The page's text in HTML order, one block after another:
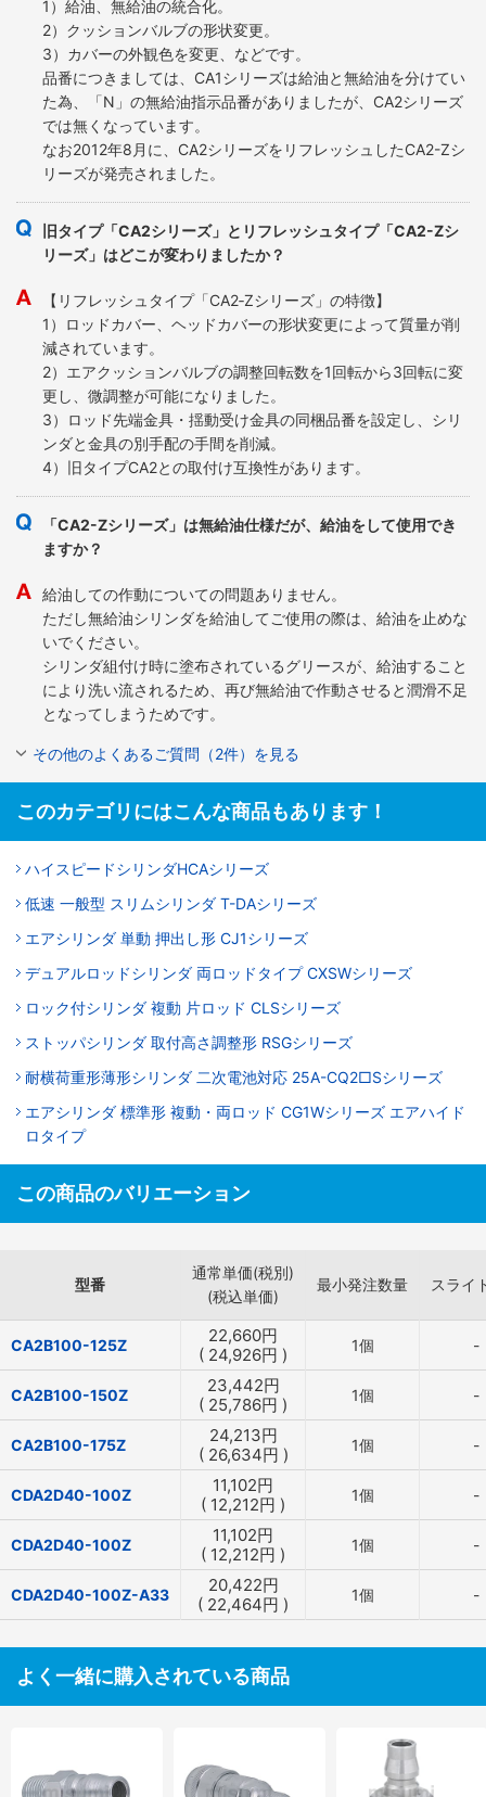
1）給油、無給油の統合化。
2）クッションバルブの形状変更。
3）カバーの外観色を変更、などです。
品番につきましては、CA1シリーズは給油と無給油を分けてい
た為、「N」の無給油指示品番がありましたが、CA2シリーズ
では無くなっています。
なお2012年8月に、CA2シリーズをリフレッシュしたCA2-Zシ
リーズが発売されました。
旧タイプ「CA2シリーズ」とリフレッシュタイプ「CA2-Zシ
リーズ」はどこが変わりましたか？
【リフレッシュタイプ「CA2‐Zシリーズ」の特徴】
1）ロッドカバー、ヘッドカバーの形状変更によって質量が削
減されています。
2）エアクッションバルブの調整回転数を1回転から3回転に変
更し、微調整が可能になりました。
3）ロッド先端金具・揺動受け金具の同梱品番を設定し、シリ
ンダと金具の別手配の手間を削減。
4）旧タイプCA2との取付け互換性があります。
「CA2-Zシリーズ」は無給油仕様だが、給油をして使用でき
ますか？
給油しての作動についての問題ありません。
ただし無給油シリンダを給油してご使用の際は、給油を止めな
いでください。
シリンダ組付け時に塗布されているグリースが、給油すること
により洗い流されるため、再び無給油で作動させると潤滑不足
となってしまうためです。
その他のよくあるご質問（2件）を見る
このカテゴリにはこんな商品もあります！
ハイスピードシリンダHCAシリーズ
低速 一般型 スリムシリンダ T-DAシリーズ
エアシリンダ 単動 押出し形 CJ1シリーズ
デュアルロッドシリンダ 両ロッドタイプ CXSWシリーズ
ロック付シリンダ 複動 片ロッド CLSシリーズ
ストッパシリンダ 取付高さ調整形 RSGシリーズ
耐横荷重形薄形シリンダ 二次電池対応 25A-CQ2□Sシリーズ
エアシリンダ 標準形 複動・両ロッド CG1Wシリーズ エアハイド
ロタイプ
この商品のバリエーション
型番
通常単価(税別)
(税込単価)
最小発注数量 スライ
CA2B100-125Z 22,660円
( 24,926円 ) 1個 -
CA2B100-150Z 23,442円
( 25,786円 ) 1個 -
CA2B100-175Z 24,213円
( 26,634円 ) 1個 -
CDA2D40-100Z 11,102円
( 12,212円 ) 1個 -
CDA2D40-100Z 11,102円
( 12,212円 ) 1個 -
CDA2D40-100Z-A33 20,422円
( 22,464円 ) 1個 -
よく一緒に購入されている商品